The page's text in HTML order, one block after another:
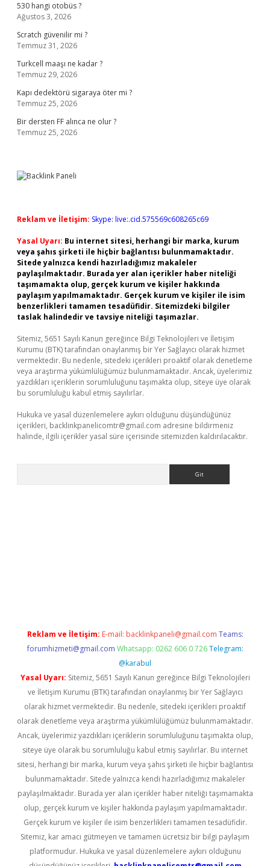
530 hangi otobüs ?
Ağustos 3, 2026
Scratch güvenilir mi ?
Temmuz 31, 2026
Turkcell maaşı ne kadar ?
Temmuz 29, 2026
Kapı dedektörü sigaraya öter mi ?
Temmuz 25, 2026
Bir dersten FF alınca ne olur ?
Temmuz 25, 2026
Reklam ve İletişim: Skype: live:.cid.575569c608265c69
Yasal Uyarı: Bu internet sitesi, herhangi bir marka, kurum
veya şahıs şirketi ile hiçbir bağlantısı bulunmamaktadır.
Sitede yalnızca kendi hazırladığımız makaleler
paylaşılmaktadır. Burada yer alan içerikler haber niteliği
taşımamakta olup, gerçek kurum ve kişiler hakkında
paylaşım yapılmamaktadır. Gerçek kurum ve kişiler ile isim
benzerlikleri tamamen tesadüfidir. Sitemizdeki bilgiler
taslak halindedir ve tavsiye niteliği taşımazlar.
Sitemiz, 5651 Sayılı Kanun gereğince Bilgi Teknolojileri ve İletişim
Kurumu (BTK) tarafından onaylanmış bir Yer Sağlayıcı olarak hizmet
vermektedir. Bu nedenle, sitedeki içerikleri proaktif olarak denetleme
veya araştırma yükümlülüğümüz bulunmamaktadır. Ancak, üyelerimiz
yazdıkları içeriklerin sorumluluğunu taşımakta olup, siteye üye olarak
bu sorumluluğu kabul etmiş sayılırlar.
Hukuka ve yasal düzenlemelere aykırı olduğunu düşündüğünüz
içerikleri, backlinkpanelicomtr@gmail.com adresine bildirmeniz
halinde, ilgili içerikler yasal süre içerisinde sitemizden kaldırılacaktır.
Reklam ve İletişim: E-mail: backlinkpaneli@gmail.com Teams:
forumhizmeti@gmail.com Whatsapp: 0262 606 0 726 Telegram:
@karabul
Yasal Uyarı: Sitemiz, 5651 Sayılı Kanun gereğince Bilgi Teknolojileri
ve İletişim Kurumu (BTK) tarafından onaylanmış bir Yer Sağlayıcı
olarak hizmet vermektedir. Bu nedenle, sitedeki içerikleri proaktif
olarak denetleme veya araştırma yükümlülüğümüz bulunmamaktadır.
Ancak, üyelerimiz yazdıkları içeriklerin sorumluluğunu taşımakta olup,
siteye üye olarak bu sorumluluğu kabul etmiş sayılırlar. Bu internet
sitesi, herhangi bir marka, kurum veya şahıs şirketi ile hiçbir bağlantısı
bulunmamaktadır. Sitede yalnızca kendi hazırladığımız makaleler
paylaşılmaktadır. Burada yer alan içerikler haber niteliği taşımamakta
olup, gerçek kurum ve kişiler hakkında paylaşım yapılmamaktadır.
Gerçek kurum ve kişiler ile isim benzerlikleri tamamen tesadüfidir.
Sitemiz, kar amacı gütmeyen ve tamamen ücretsiz bir bilgi paylaşım
platformudur. Hukuka ve yasal düzenlemelere aykırı olduğunu